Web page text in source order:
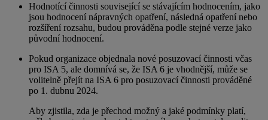
Hodnotící činnosti související se stávajícím hodnocením, jako
jsou hodnocení nápravných opatření, následná opatření nebo
rozšíření rozsahu, budou prováděna podle stejné verze jako
původní hodnocení.
Pokud organizace objednala nové posuzovací činnosti včas
pro ISA 5, ale domnívá se, že ISA 6 je vhodnější, může se
volitelně přejít na ISA 6 pro posuzovací činnosti prováděné
po 1. dubnu 2024.
Aby zjistila, zda je přechod možný a jaké podmínky platí,